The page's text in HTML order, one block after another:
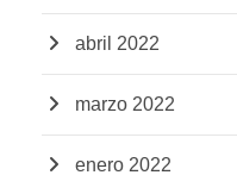
abril 2022
marzo 2022
enero 2022